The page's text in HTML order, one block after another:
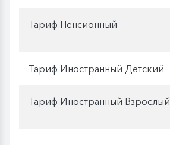
Тариф Пенсионный
Тариф Иностранный Детский
Тариф Иностранный Взрослый